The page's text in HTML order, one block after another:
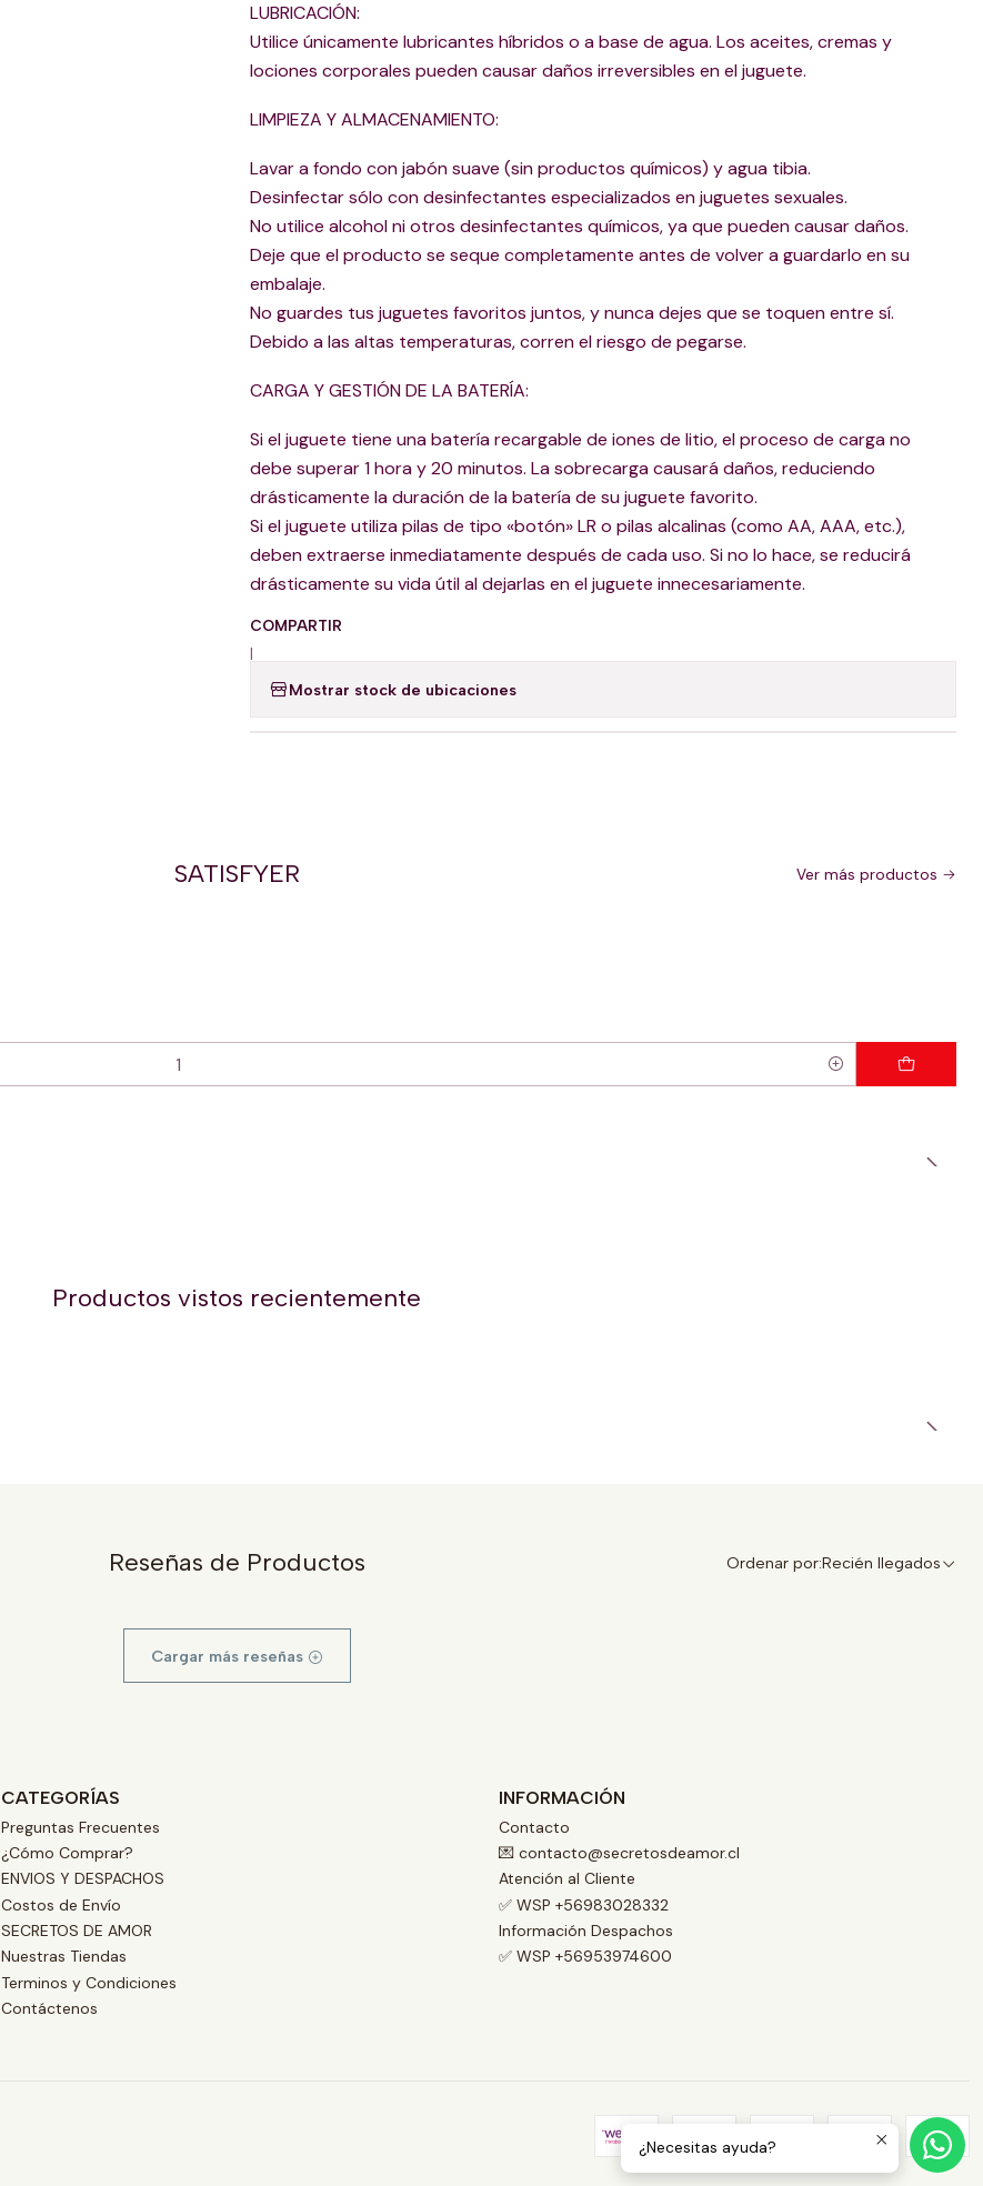
LUBRICACIÓN:
Utilice únicamente lubricantes híbridos o a base de agua. Los aceites, cremas y
lociones corporales pueden causar daños irreversibles en el juguete.
LIMPIEZA Y ALMACENAMIENTO:
Lavar a fondo con jabón suave (sin productos químicos) y agua tibia.
Desinfectar sólo con desinfectantes especializados en juguetes sexuales.
No utilice alcohol ni otros desinfectantes químicos, ya que pueden causar daños.
Deje que el producto se seque completamente antes de volver a guardarlo en su
embalaje.
No guardes tus juguetes favoritos juntos, y nunca dejes que se toquen entre sí.
Debido a las altas temperaturas, corren el riesgo de pegarse.
CARGA Y GESTIÓN DE LA BATERÍA:
Si el juguete tiene una batería recargable de iones de litio, el proceso de carga no
debe superar 1 hora y 20 minutos. La sobrecarga causará daños, reduciendo
drásticamente la duración de la batería de su juguete favorito.
Si el juguete utiliza pilas de tipo «botón» LR o pilas alcalinas (como AA, AAA, etc.),
deben extraerse inmediatamente después de cada uso. Si no lo hace, se reducirá
drásticamente su vida útil al dejarlas en el juguete innecesariamente.
COMPARTIR
|
Mostrar stock de ubicaciones
SATISFYER Ver más productos
Productos vistos recientemente
Reseñas de Productos Ordenar por:Recién llegados
Cargar más reseñas
CATEGORÍAS
Preguntas Frecuentes
¿Cómo Comprar?
ENVIOS Y DESPACHOS
Costos de Envío
SECRETOS DE AMOR
Nuestras Tiendas
Terminos y Condiciones
Contáctenos
INFORMACIÓN
Contacto
💌 contacto@secretosdeamor.cl
Atención al Cliente
✅ WSP +56983028332
Información Despachos
✅ WSP +56953974600
¿Necesitas ayuda?